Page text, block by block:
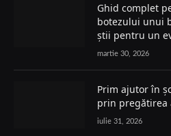
Ghid complet
botezului unui
știi pentru un
martie 30, 2026
Prim ajutor în
prin
iulie 31, 2026